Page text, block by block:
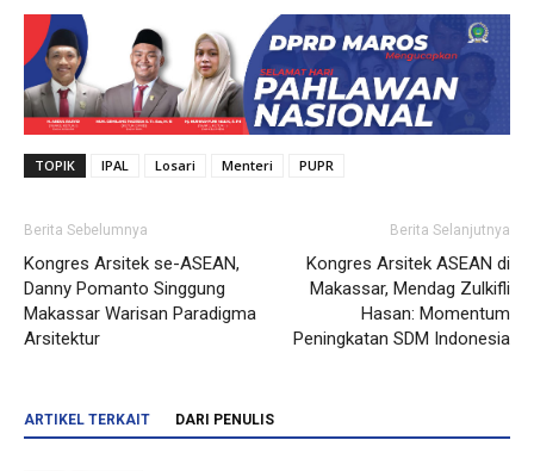
TOPIK IPAL Losari Menteri PUPR
Berita Sebelumnya
Kongres Arsitek se-ASEAN,
Danny Pomanto Singgung
Makassar Warisan Paradigma
Arsitektur
Berita Selanjutnya
Kongres Arsitek ASEAN di
Makassar, Mendag Zulkifli
Hasan: Momentum
Peningkatan SDM Indonesia
ARTIKEL TERKAIT DARI PENULIS